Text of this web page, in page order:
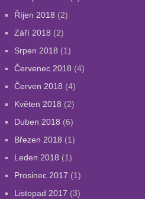
Říjen 2018 (2)
Září 2018 (2)
Srpen 2018 (1)
Červenec 2018 (4)
Červen 2018 (4)
Květen 2018 (2)
Duben 2018 (6)
Březen 2018 (1)
Leden 2018 (1)
Prosinec 2017 (1)
Listopad 2017 (3)